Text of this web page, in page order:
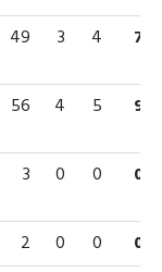
49 3 4 7
56 4 5 9
3 0 0 0
2 0 0
0